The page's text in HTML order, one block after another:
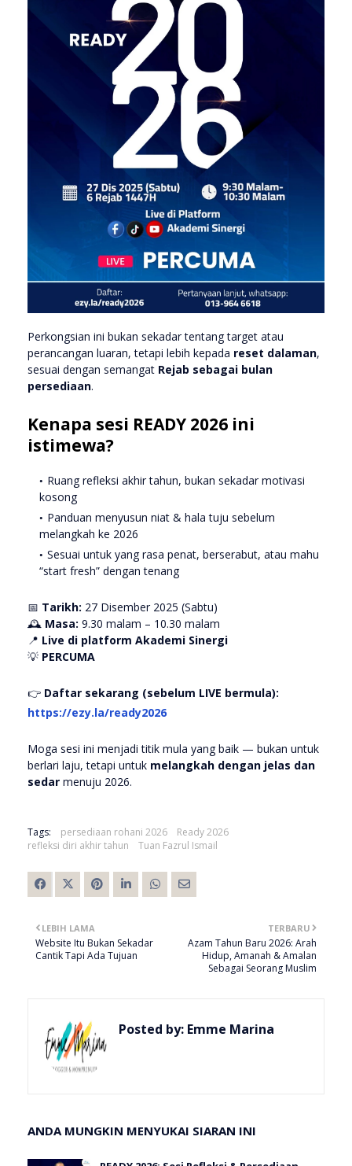
Perkongsian ini bukan sekadar tentang target atau
perancangan luaran, tetapi lebih kepada reset dalaman,
sesuai dengan semangat Rejab sebagai bulan
persediaan.
Kenapa sesi READY 2026 ini
istimewa?
Ruang refleksi akhir tahun, bukan sekadar motivasi
kosong
Panduan menyusun niat & hala tuju sebelum
melangkah ke 2026
Sesuai untuk yang rasa penat, berserabut, atau mahu
“start fresh” dengan tenang
📅 Tarikh: 27 Disember 2025 (Sabtu)
🕰️ Masa: 9.30 malam – 10.30 malam
📍 Live di platform Akademi Sinergi
💡 PERCUMA
👉 Daftar sekarang (sebelum LIVE bermula):
https://ezy.la/ready2026
Moga sesi ini menjadi titik mula yang baik — bukan untuk
berlari laju, tetapi untuk melangkah dengan jelas dan
sedar menuju 2026.
Tags: persediaan rohani 2026
Ready 2026
refleksi diri akhir tahun
Tuan Fazrul Ismail
TERBARU
Azam Tahun Baru 2026: Arah
Hidup, Amanah & Amalan
Sebagai Seorang Muslim
LEBIH LAMA
Website Itu Bukan Sekadar
Cantik Tapi Ada Tujuan
Posted by: Emme Marina
ANDA MUNGKIN MENYUKAI SIARAN INI